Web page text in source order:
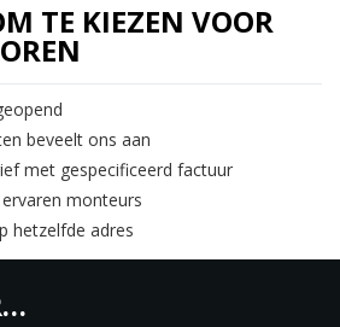
TE KIEZEN VOOR
beveelt ons aan
met gespecificeerd factuur
monteurs
hetzelfde adres